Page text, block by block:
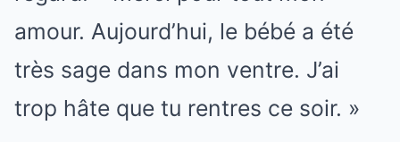
amour. Aujourd’hui, le bébé a été
très sage dans mon ventre. J’ai
trop hâte que tu rentres ce soir. »